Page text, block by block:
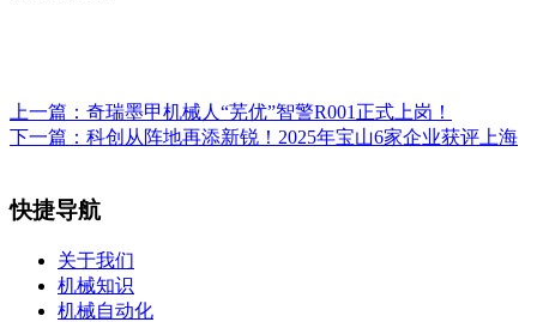
上一篇： 奇瑞墨甲机械人“芜优”智警R001正式上岗！
下一篇： 科创从阵地再添新锐！2025年宝山6家企业获评上海
快捷导航
关于我们
机械知识
机械自动化